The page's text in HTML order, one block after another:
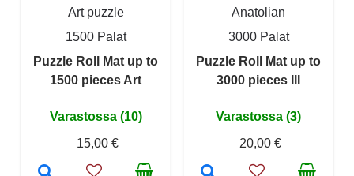
Art puzzle
1500 Palat
Puzzle Roll Mat up to
1500 pieces Art
Varastossa (10)
15,00 €
Anatolian
3000 Palat
Puzzle Roll Mat up to
3000 pieces III
Varastossa (3)
20,00 €